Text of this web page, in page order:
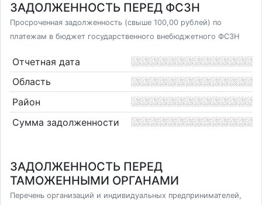
ЗАДОЛЖЕННОСТЬ ПЕРЕД ФСЗН
Просроченная задолженность (свыше 100,00 рублей) по
платежам в бюджет государственного внебюджетного ФСЗН
Отчетная дата
Область
Район
Сумма задолженности
ЗАДОЛЖЕННОСТЬ ПЕРЕД
ТАМОЖЕННЫМИ ОРГАНАМИ
Перечень организаций и индивидуальных предпринимателей,